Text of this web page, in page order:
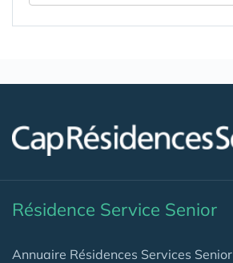
Résidence Service Senior
Annuaire Résidences Services Senior